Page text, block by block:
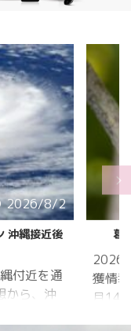
2026/8/2
沖縄接近後
付近を通
から、沖
葛
2026
獲情
月14